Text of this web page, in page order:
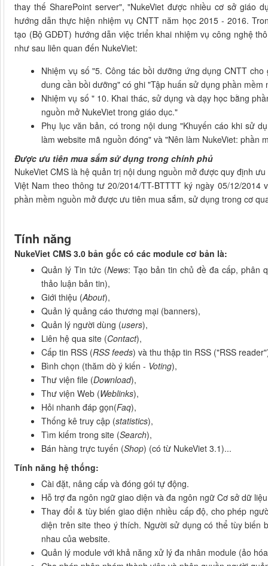
thay thế SharePoint server", "NukeViet được nhiều cơ sở giáo
hướng dẫn thực hiện nhiệm vụ CNTT năm học 2015 - 2016.
tạo (Bộ GDĐT) hướng dẫn việc triển khai nhiệm vụ công nghệ
như sau liên quan đến NukeViet:
Nhiệm vụ số "5. Công tác bồi dưỡng ứng dụng CNTT
dung cần bồi dưỡng" có ghi "Tập huấn sử dụng phần mềm
Nhiệm vụ số " 10. Khai thác, sử dụng và dạy học bằng
nguồn mở NukeViet trong giáo dục."
Phụ lục văn bản, có trong nội dung "Khuyến cáo khi sử
làm website mã nguồn đóng" và "Nên làm NukeViet: phần
Được ưu tiên mua sắm sử dụng trong chính phủ
NukeViet CMS là hệ quản trị nội dung nguồn mở được quy định
Việt Nam theo thông tư 20/2014/TT-BTTTT ký ngày 05/12/
phần mềm nguồn mở được ưu tiên mua sắm, sử dụng trong cơ
Tính năng
NukeViet CMS 3.0 bản gốc có các module cơ bản là:
Quản lý Tin tức (News: Tạo bản tin chủ đề đa cấp, phân
thảo luận bản tin),
Giới thiệu (About),
Quản lý quảng cáo thương mại (banners),
Quản lý người dùng (users),
Liên hệ qua site (Contact),
Cấp tin RSS (RSS feeds) và thu thập tin RSS ("RSS
Bình chọn (thăm dò ý kiến - Voting),
Thư viện file (Download),
Thư viện Web (Weblinks),
Hỏi nhanh đáp gọn(Faq),
Thống kê truy cập (statistics),
Tìm kiếm trong site (Search),
Bán hàng trực tuyến (Shop) (có từ NukeViet 3.1)...
Tính năng hệ thống:
Cài đặt, nâng cấp và đóng gói tự động.
Hỗ trợ đa ngôn ngữ giao diện và đa ngôn ngữ Cơ sở dữ
Thay đổi & tùy biến giao diện nhiều cấp độ, cho phép
diện trên site theo ý thích. Người sử dụng có thể tùy biến
nhau của website.
Quản lý module với khả năng xử lý đa nhân module (ảo